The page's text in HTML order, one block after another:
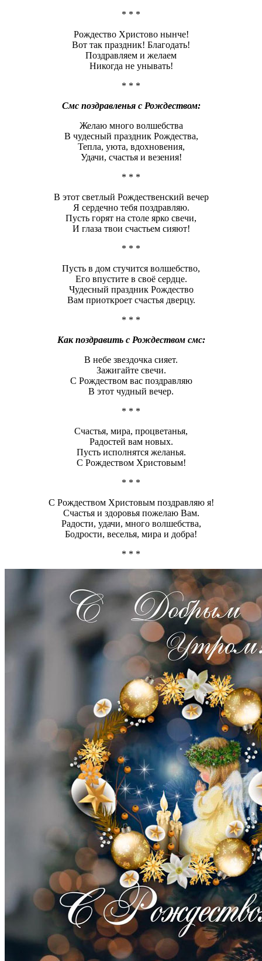
* * *
Рождество Христово нынче!
Вот так праздник! Благодать!
Поздравляем и желаем
Никогда не унывать!
* * *
Смс поздравленья с Рождеством:
Желаю много волшебства
В чудесный праздник Рождества,
Тепла, уюта, вдохновения,
Удачи, счастья и везения!
* * *
В этот светлый Рождественский вечер
Я сердечно тебя поздравляю.
Пусть горят на столе ярко свечи,
И глаза твои счастьем сияют!
* * *
Пусть в дом стучится волшебство,
Его впустите в своё сердце.
Чудесный праздник Рождество
Вам приоткроет счастья дверцу.
* * *
Как поздравить с Рождеством смс:
В небе звездочка сияет.
Зажигайте свечи.
С Рождеством вас поздравляю
В этот чудный вечер.
* * *
Счастья, мира, процветанья,
Радостей вам новых.
Пусть исполнятся желанья.
С Рождеством Христовым!
* * *
С Рождеством Христовым поздравляю я!
Счастья и здоровья пожелаю Вам.
Радости, удачи, много волшебства,
Бодрости, веселья, мира и добра!
* * *